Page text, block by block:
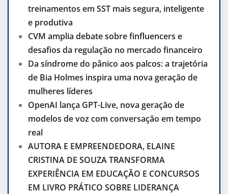
treinamentos em SST mais segura, inteligente
e produtiva
CVM amplia debate sobre finfluencers e
desafios da regulação no mercado financeiro
Da síndrome do pânico aos palcos: a trajetória
de Bia Holmes inspira uma nova geração de
mulheres líderes
OpenAI lança GPT-Live, nova geração de
modelos de voz com conversação em tempo
real
AUTORA E EMPREENDEDORA, ELAINE
CRISTINA DE SOUZA TRANSFORMA
EXPERIÊNCIA EM EDUCAÇÃO E CONCURSOS
EM LIVRO PRÁTICO SOBRE LIDERANÇA